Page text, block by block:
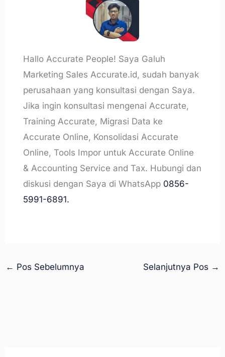
Hallo Accurate People! Saya Galuh
Marketing Sales Accurate.id, sudah banyak
perusahaan yang konsultasi dengan Saya.
Jika ingin konsultasi mengenai Accurate,
Training Accurate, Migrasi Data ke
Accurate Online, Konsolidasi Accurate
Online, Tools Impor untuk Accurate Online
& Accounting Service and Tax. Hubungi dan
diskusi dengan Saya di WhatsApp 0856-
5991-6891.
← Pos Sebelumnya Selanjutnya Pos →